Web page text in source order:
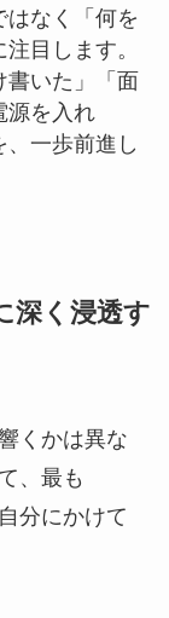
はなく「何を
目します。
書いた」「面
源を入れ
一歩前進し
深く浸透す
くかは異な
、最も
分にかけて